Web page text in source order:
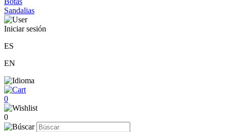
Sandalias
Iniciar sesión
ES
EN
0
0